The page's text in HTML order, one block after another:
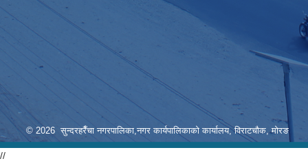
© 2026 सुन्दरहरैँचा नगरपालिका,नगर कार्यपालिकाको कार्यालय, विराटचौक, मोरङ
//